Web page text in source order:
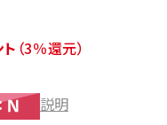
（3％還元）
説明